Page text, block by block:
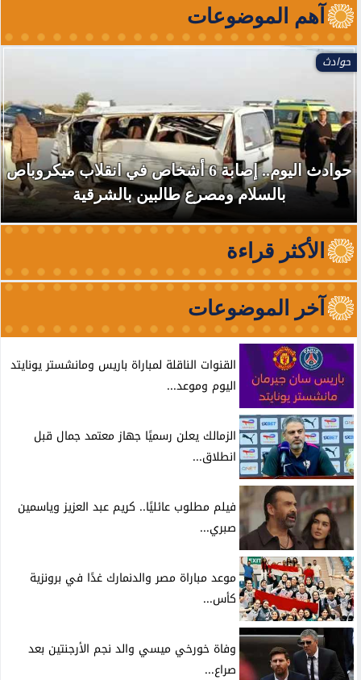
آهم الموضوعات
حوادث
حوادث اليوم.. إصابة 6 أشخاص في انقلاب ميكروباص
بالسلام ومصرع طالبين بالشرقية
الأكثر قراءة
آخر الموضوعات
القنوات الناقلة لمباراة باريس ومانشستر يونايتد
اليوم وموعد...
الزمالك يعلن رسميًا جهاز معتمد جمال قبل
انطلاق...
فيلم مطلوب عائليًا.. كريم عبد العزيز وياسمين
صبري...
موعد مباراة مصر والدنمارك غدًا في برونزية
كأس...
وفاة خورخي ميسي والد نجم الأرجنتين بعد
صراع...